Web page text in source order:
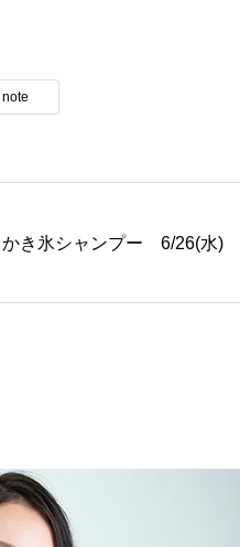
note
かき氷シャンプー 6/26(水)